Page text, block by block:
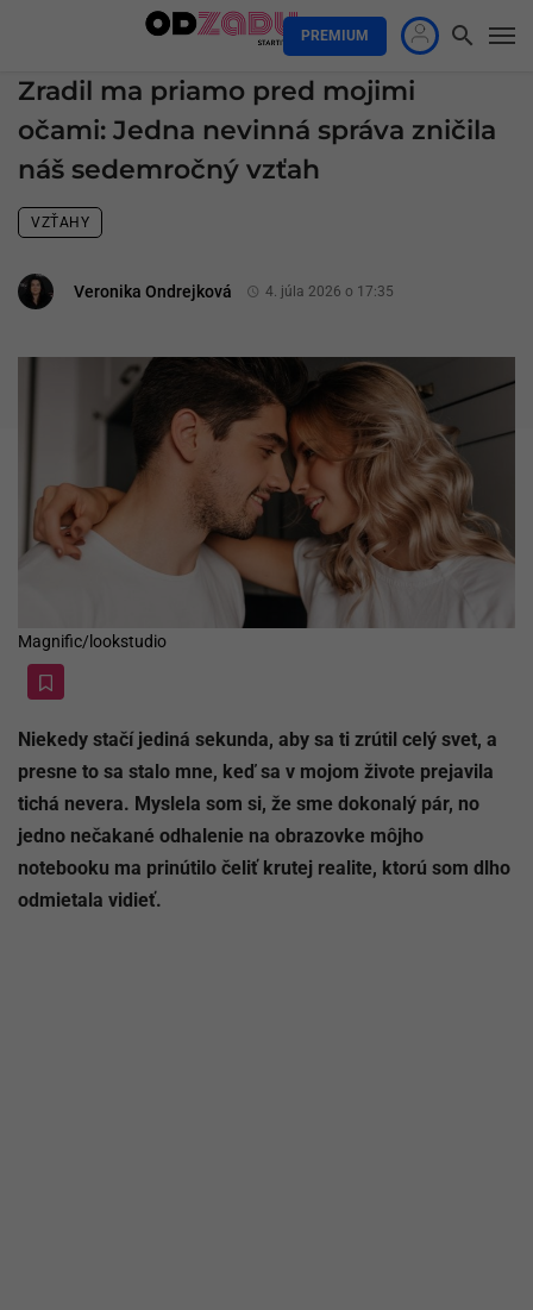
PREMIUM
Zradil ma priamo pred mojimi
očami: Jedna nevinná správa zničila
náš sedemročný vzťah
VZŤAHY
Veronika Ondrejková 4. júla 2026 o 17:35
Magnific/lookstudio
Niekedy stačí jediná sekunda, aby sa ti zrútil celý svet, a
presne to sa stalo mne, keď sa v mojom živote prejavila
tichá nevera. Myslela som si, že sme dokonalý pár, no
jedno nečakané odhalenie na obrazovke môjho
notebooku ma prinútilo čeliť krutej realite, ktorú som dlho
odmietala vidieť.